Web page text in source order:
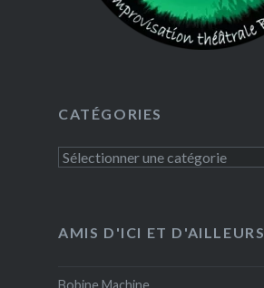
CATÉGORIES
Catégories
AMIS D'ICI ET D'AILLEURS